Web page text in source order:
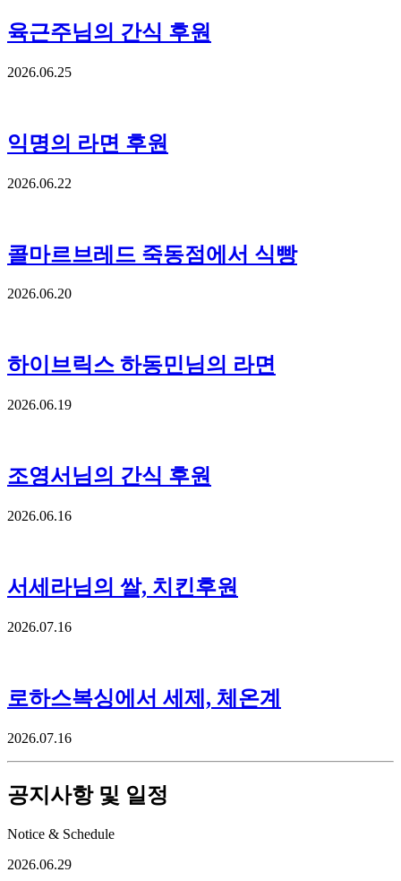
육근주님의 간식 후원
2026.06.25
익명의 라면 후원
2026.06.22
콜마르브레드 죽동점에서 식빵
2026.06.20
하이브릭스 하동민님의 라면
2026.06.19
조영서님의 간식 후원
2026.06.16
서세라님의 쌀, 치킨후원
2026.07.16
로하스복싱에서 세제, 체온계
2026.07.16
공지사항 및 일정
Notice & Schedule
2026.06.29